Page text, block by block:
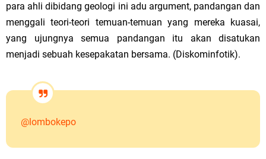
para ahli dibidang geologi ini adu argument, pandangan dan
menggali teori-teori temuan-temuan yang mereka kuasai,
yang ujungnya semua pandangan itu akan disatukan
menjadi sebuah kesepakatan bersama. (Diskominfotik).
@lombokepo